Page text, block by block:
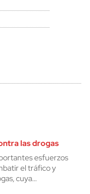
las drogas
esfuerzos
el tráfico y
cuya…